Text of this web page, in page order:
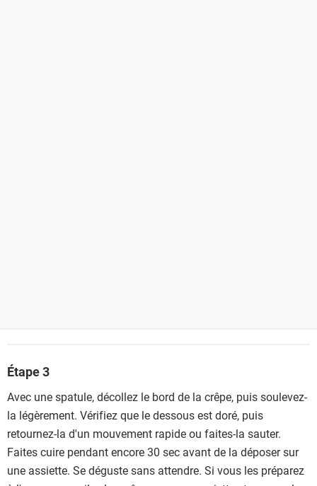
Étape 3
Avec une spatule, décollez le bord de la crêpe, puis soulevez-
la légèrement. Vérifiez que le dessous est doré, puis
retournez-la d'un mouvement rapide ou faites-la sauter.
Faites cuire pendant encore 30 sec avant de la déposer sur
une assiette. Se déguste sans attendre. Si vous les préparez